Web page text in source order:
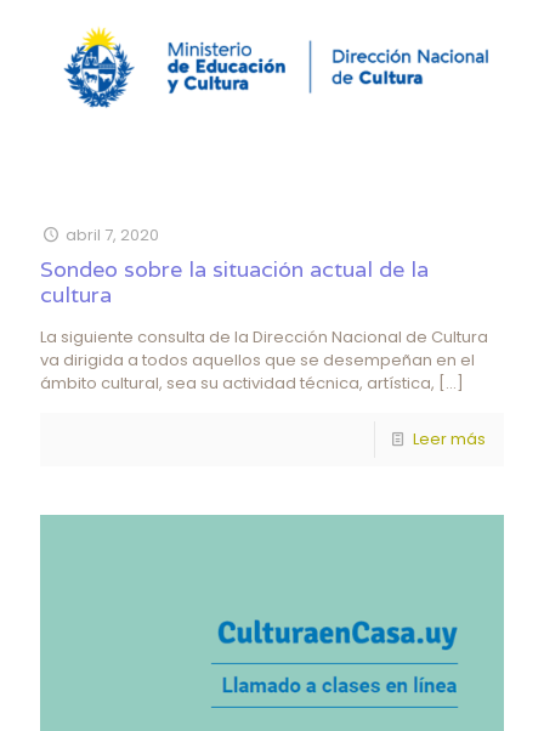
abril 7, 2020
Sondeo sobre la situación actual de la
cultura
La siguiente consulta de la Dirección Nacional de Cultura
va dirigida a todos aquellos que se desempeñan en el
ámbito cultural, sea su actividad técnica, artística, […]
Leer más